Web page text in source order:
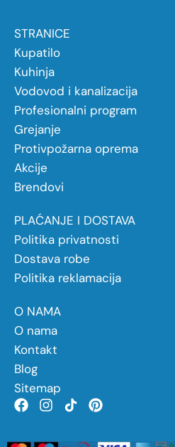
STRANICE
Kupatilo
Kuhinja
Vodovod i kanalizacija
Profesionalni program
Grejanje
Protivpožarna oprema
Akcije
Brendovi
PLAĆANJE I DOSTAVA
Politika privatnosti
Dostava robe
Politika reklamacija
O NAMA
O nama
Kontakt
Blog
Sitemap